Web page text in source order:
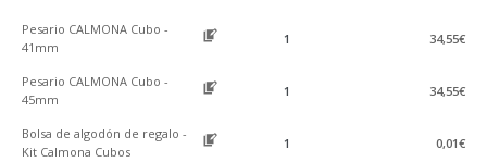
Pesario CALMONA Cubo -
41mm
34,55€
Pesario CALMONA Cubo -
45mm
34,55€
Bolsa de algodón de regalo -
Kit Calmona Cubos
0,01€